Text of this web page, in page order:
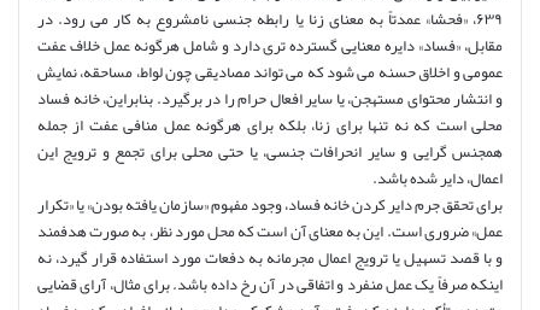
۶۳۹، «فحشا» عمدتاً به معنای زنا یا رابطه جنسی نامشروع به کار می رود. در
مقابل، «فساد» دایره معنایی گسترده تری دارد و شامل هرگونه عمل خلاف عفت
عمومی و اخلاق حسنه می شود که می تواند مصادیقی چون لواط، مساحقه، نمایش
و انتشار محتوای مستهجن، یا سایر افعال حرام را در برگیرد. بنابراین، خانه فساد
محلی است که نه تنها برای زنا، بلکه برای هرگونه عمل منافی عفت از جمله
همجنس گرایی و سایر انحرافات جنسی، یا حتی محلی برای تجمع و ترویج این
اعمال، دایر شده باشد.
برای تحقق جرم دایر کردن خانه فساد، وجود مفهوم «سازمان یافته بودن» یا «تکرار
عمل» ضروری است. این به معنای آن است که محل مورد نظر، به صورت هدفمند
و با قصد تسهیل یا ترویج اعمال مجرمانه به دفعات مورد استفاده قرار گیرد، نه
اینکه صرفاً یک عمل منفرد و اتفاقی در آن رخ داده باشد. برای مثال، آرای قضایی